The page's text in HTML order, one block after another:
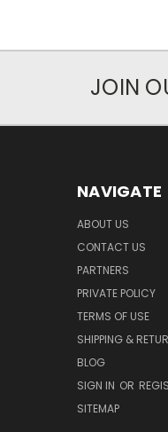
JOIN
NAVIGATE
ABOUT US
CONTACT US
PARTNERS
PRIVATE POLICY
TERMS OF USE
SHIPPING &
BLOG
SIGN IN OR
SITEMAP